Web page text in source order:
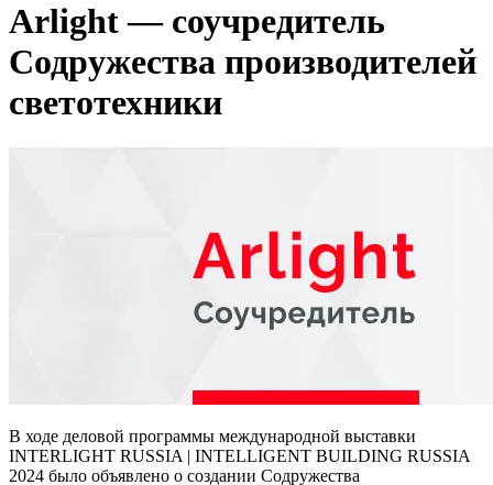
Arlight — соучредитель
Содружества производителей
светотехники
В ходе деловой программы международной выставки
INTERLIGHT RUSSIA | INTELLIGENT BUILDING RUSSIA
2024 было объявлено о создании Содружества